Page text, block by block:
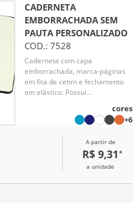
CADERNETA
EMBORRACHADA SEM
PAUTA PERSONALIZADO
COD.: 7528
Caderneta com capa
emborrachada, marca-páginas
em fita de cetim e fechamento
em elástico. Possui
pardas não pautadas.
cores
+6
A partir de
R$ 9,31 *
a unidade